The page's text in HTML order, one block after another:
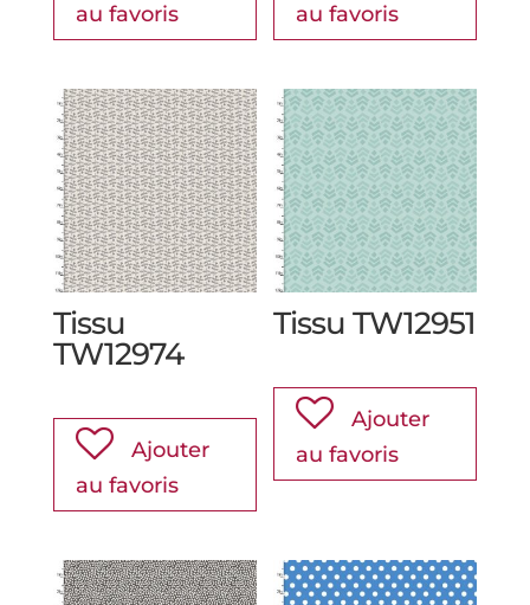
au favoris
au favoris
Tissu
TW12974
Ajouter
au favoris
Tissu TW12951
Ajouter
au favoris